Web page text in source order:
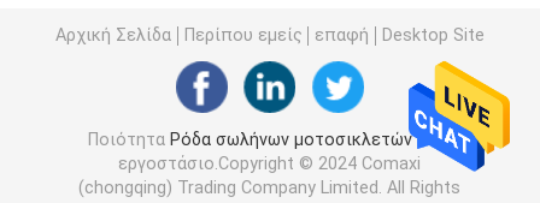
Αρχική Σελίδα Περίπου εμείς επαφή Desktop Site
Ποιότητα Ρόδα σωλήνων μοτοσικλετώνΚίνα
εργοστάσιο.Copyright © 2024 Comaxi
(chongqing) Trading Company Limited. All Rights